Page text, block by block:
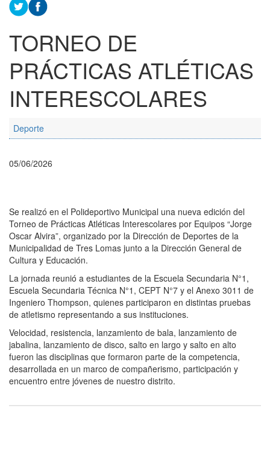
TORNEO DE
PRÁCTICAS ATLÉTICAS
INTERESCOLARES
Deporte
05/06/2026
Se realizó en el Polideportivo Municipal una nueva edición del
Torneo de Prácticas Atléticas Interescolares por Equipos “Jorge
Oscar Alvira”, organizado por la Dirección de Deportes de la
Municipalidad de Tres Lomas junto a la Dirección General de
Cultura y Educación.
La jornada reunió a estudiantes de la Escuela Secundaria N°1,
Escuela Secundaria Técnica N°1, CEPT N°7 y el Anexo 3011 de
Ingeniero Thompson, quienes participaron en distintas pruebas
de atletismo representando a sus instituciones.
Velocidad, resistencia, lanzamiento de bala, lanzamiento de
jabalina, lanzamiento de disco, salto en largo y salto en alto
fueron las disciplinas que formaron parte de la competencia,
desarrollada en un marco de compañerismo, participación y
encuentro entre jóvenes de nuestro distrito.